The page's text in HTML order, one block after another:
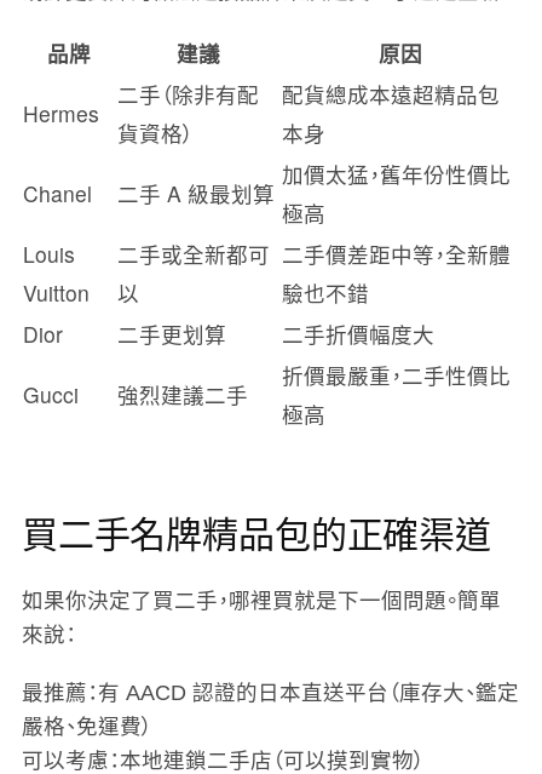
品牌 建議
原因
Hermes
二手（除非有配
貨資格）
配貨總成本遠超精品包
本身
Chanel
二手 A 級最划算
加價太猛，舊年份性價比
極高
Louis
Vuitton
二手或全新都可
以
二手價差距中等，全新體
驗也不錯
Dior
二手更划算
二手折價幅度大
Gucci
強烈建議二手
折價最嚴重，二手性價比
極高
買二手名牌精品包的正確渠道
如果你決定了買二手，哪裡買就是下一個問題。簡單
來說：
最推薦 ：有 AACD 認證的日本直送平台（庫存大、鑑定
嚴格、免運費）
可以考慮 ：本地連鎖二手店（可以摸到實物）